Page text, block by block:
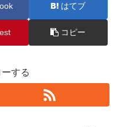
はてブ
コピー
する